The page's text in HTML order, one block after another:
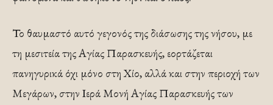
Το θαυμαστό αυτό γεγονός της διάσωσης της νήσου, με
τη μεσιτεία της Αγίας Παρασκευής, εορτάζεται
πανηγυρικά όχι μόνο στη Χίο, αλλά και στην περιοχή των
Μεγάρων, στην Ιερά Μονή Αγίας Παρασκευής των